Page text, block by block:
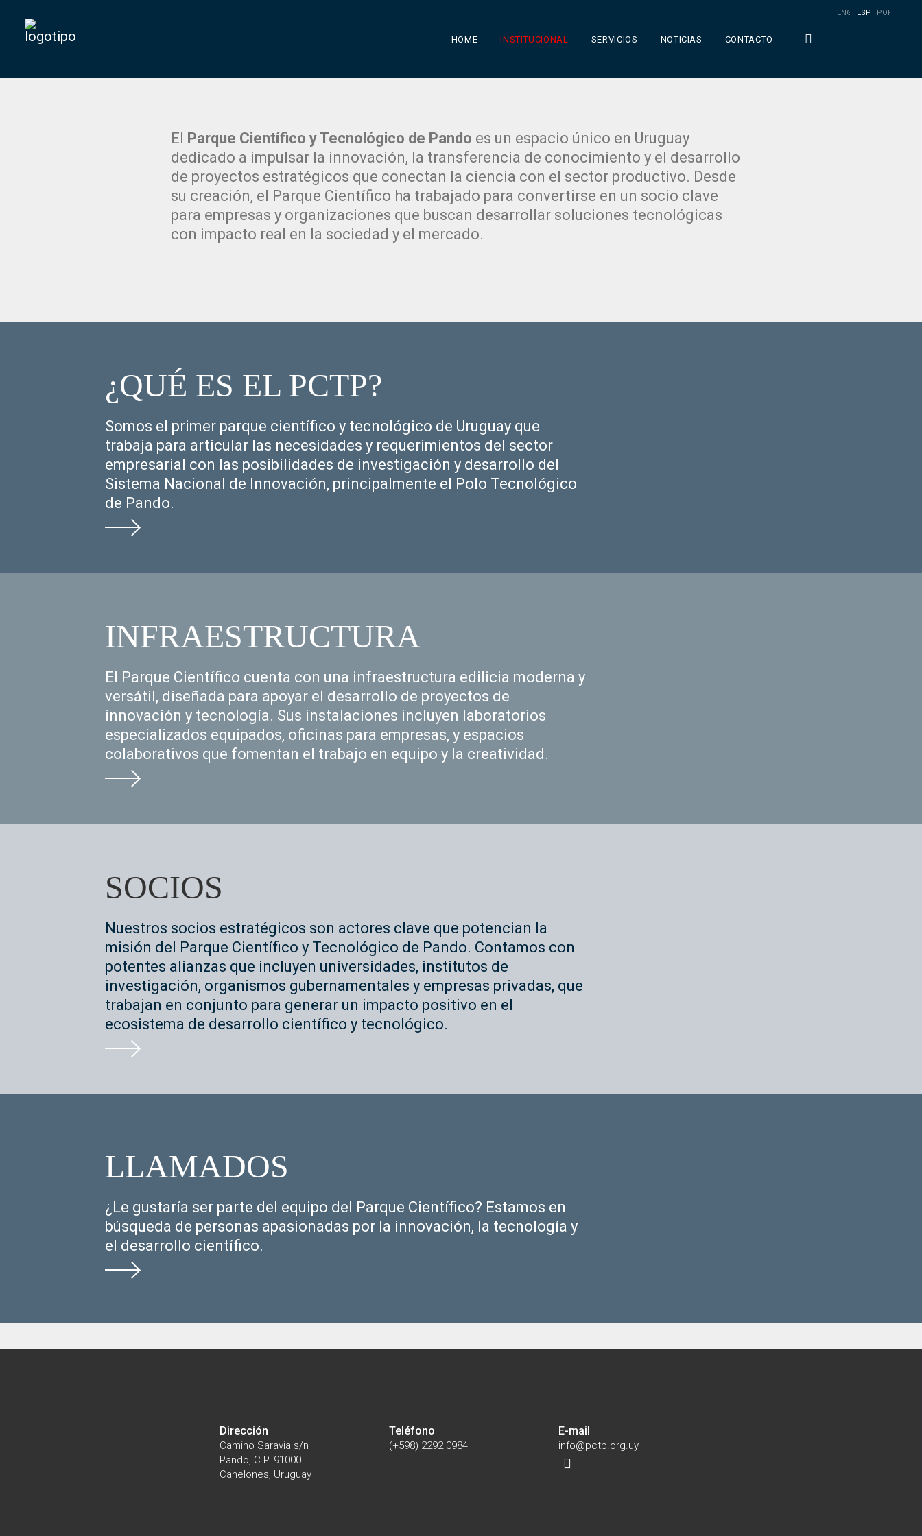
HOME INSTITUCIONAL SERVICIOS NOTICIAS CONTACTO
ENGLISHESPAÑOL
El Parque Científico y Tecnológico de Pando es un espacio único en Uruguay
dedicado a impulsar la innovación, la transferencia de conocimiento y el desarrollo
de proyectos estratégicos que conectan la ciencia con el sector productivo. Desde
su creación, el Parque Científico ha trabajado para convertirse en un socio clave
para empresas y organizaciones que buscan desarrollar soluciones tecnológicas
con impacto real en la sociedad y el mercado.
¿QUÉ ES EL PCTP?
Somos el primer parque científico y tecnológico de Uruguay que
trabaja para articular las necesidades y requerimientos del sector
empresarial con las posibilidades de investigación y desarrollo del
Sistema Nacional de Innovación, principalmente el Polo Tecnológico
de Pando.
INFRAESTRUCTURA
El Parque Científico cuenta con una infraestructura edilicia moderna y
versátil, diseñada para apoyar el desarrollo de proyectos de
innovación y tecnología. Sus instalaciones incluyen laboratorios
especializados equipados, oficinas para empresas, y espacios
colaborativos que fomentan el trabajo en equipo y la creatividad.
SOCIOS
Nuestros socios estratégicos son actores clave que potencian la
misión del Parque Científico y Tecnológico de Pando. Contamos con
potentes alianzas que incluyen universidades, institutos de
investigación, organismos gubernamentales y empresas privadas, que
trabajan en conjunto para generar un impacto positivo en el
ecosistema de desarrollo científico y tecnológico.
LLAMADOS
¿Le gustaría ser parte del equipo del Parque Científico? Estamos en
búsqueda de personas apasionadas por la innovación, la tecnología y
el desarrollo científico.
Dirección
Camino Saravia s/n
Pando, C.P. 91000
Canelones, Uruguay
Teléfono
(+598) 2292 0984
E-mail
info@pctp.org.uy